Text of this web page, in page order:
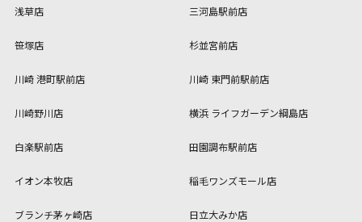
浅草店 三河島駅前店
笹塚店 杉並宮前店
川崎 港町駅前店 川崎 東門前駅前店
川崎野川店 横浜 ライフガーデン綱島店
白楽駅前店 田園調布駅前店
イオン本牧店 稲毛ワンズモール店
ブランチ茅ヶ崎店 日立大みか店